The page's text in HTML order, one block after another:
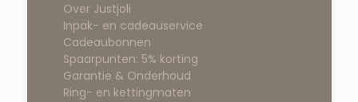
Over Justjoli
Inpak- en cadeauservice
Cadeaubonnen
Spaarpunten: 5% korting
Garantie & Onderhoud
Ring- en kettingmaten